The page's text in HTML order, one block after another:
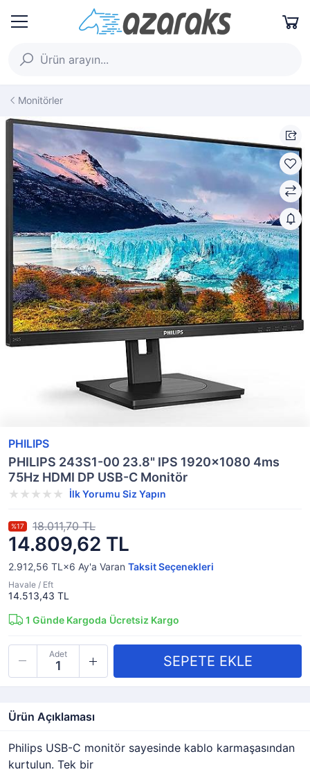
Monitörler
PHILIPS
PHILIPS 243S1-00 23.8" IPS 1920x1080 4ms
75Hz HDMI DP USB-C Monitör
İlk Yorumu Siz Yapın
14.809,62 TL
%17 18.011,70 TL
2.912,56 TL×6 Ay'a Varan Taksit Seçenekleri
Havale / Eft
14.513,43 TL
1 Günde Kargoda Ücretsiz Kargo
Adet
Ürün Açıklaması
Philips USB-C monitör sayesinde kablo karmaşasından
kurtulun. Tek bir